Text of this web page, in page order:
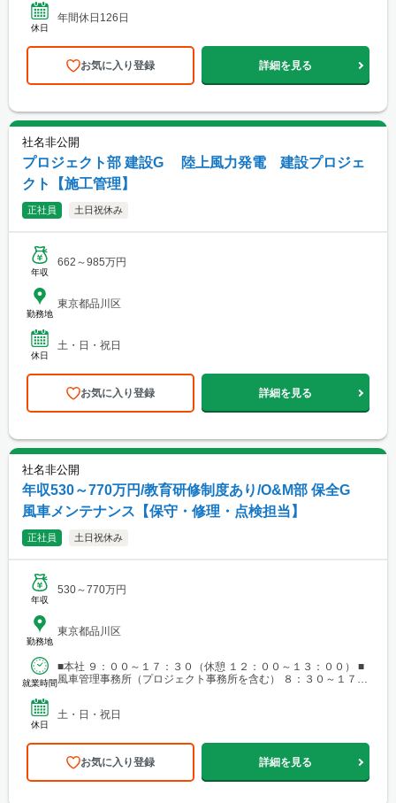
休日
年間休日126日
お気に入り登録 詳細を見る
社名非公開
プロジェクト部 建設G 陸上風力発電 建設プロジェ
クト【施工管理】
正社員 土日祝休み
年収
662～985万円
勤務地
東京都品川区
休日
土・日・祝日
お気に入り登録 詳細を見る
社名非公開
年収530～770万円/教育研修制度あり/O&M部 保全G
風車メンテナンス【保守・修理・点検担当】
正社員 土日祝休み
年収
530～770万円
勤務地
東京都品川区
就業時間
■本社 ９：００～１７：３０（休憩 １２：００～１３：００） ■
風車管理事務所（プロジェクト事務所を含む） ８：３０～１７：
休日
土・日・祝日
お気に入り登録 詳細を見る